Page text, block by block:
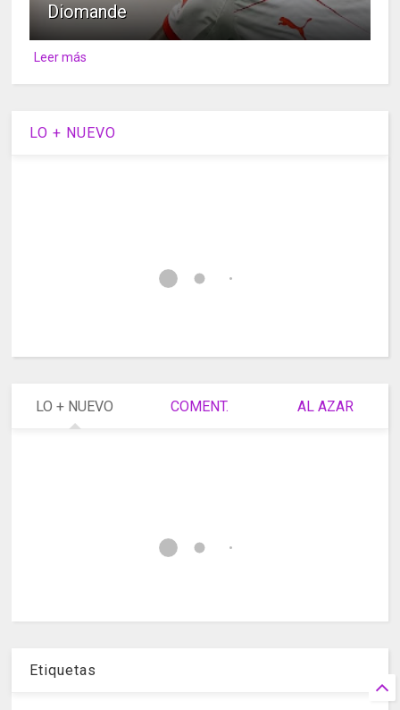
Diomande
Leer más
LO + NUEVO
LO + NUEVO COMENT. AL AZAR
Etiquetas